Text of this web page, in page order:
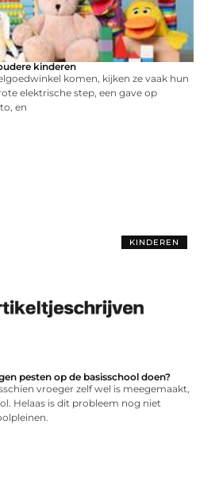
kinderen
komen, kijken ze vaak hun
elektrische step, een gave op
en
KINDEREN
pesten op de basisschool doen?
vroeger zelf wel is meegemaakt,
Helaas is dit probleem nog niet